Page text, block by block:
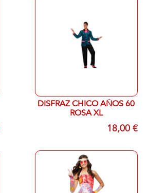
DISFRAZ CHICO AÑOS 60
ROSA XL
18,00 €